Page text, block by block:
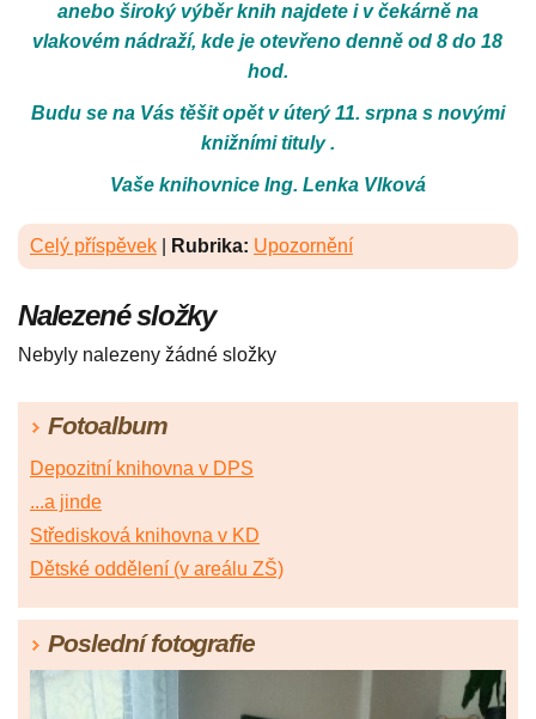
anebo široký výběr knih najdete i v čekárně na
vlakovém nádraží, kde je otevřeno denně od 8 do 18
hod.
Budu se na Vás těšit opět v úterý 11. srpna s novými
knižními tituly .
Vaše knihovnice Ing. Lenka Vlková
Celý příspěvek Rubrika: Upozornění
Nalezené složky
Nebyly nalezeny žádné složky
Fotoalbum
Depozitní knihovna v DPS
...a jinde
Středisková knihovna v KD
Dětské oddělení (v areálu ZŠ)
Poslední fotografie